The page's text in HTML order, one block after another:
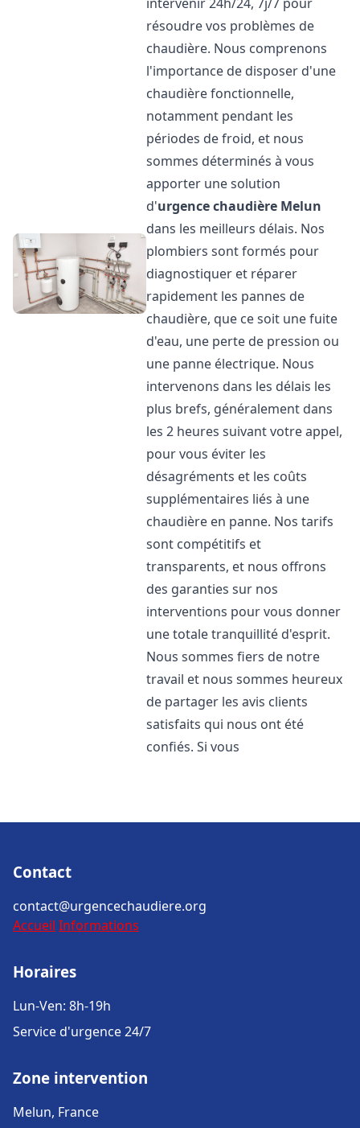
résoudre vos problèmes de
chaudière. Nous comprenons
l'importance de disposer d'une
chaudière fonctionnelle,
notamment pendant les
périodes de froid, et nous
sommes déterminés à vous
apporter une solution
d'urgence chaudière Melun
dans les meilleurs délais. Nos
plombiers sont formés pour
diagnostiquer et réparer
rapidement les pannes de
chaudière, que ce soit une fuite
d'eau, une perte de pression ou
une panne électrique. Nous
intervenons dans les délais les
plus brefs, généralement dans
les 2 heures suivant votre appel,
pour vous éviter les
désagréments et les coûts
supplémentaires liés à une
chaudière en panne. Nos tarifs
sont compétitifs et
transparents, et nous offrons
des garanties sur nos
interventions pour vous donner
une totale tranquillité d'esprit.
Nous sommes fiers de notre
travail et nous sommes heureux
de partager les avis clients
satisfaits qui nous ont été
confiés. Si vous
Contact
contact@urgencechaudiere.org
Accueil Informations
Horaires
Lun-Ven: 8h-19h
Service d'urgence 24/7
Zone intervention
Melun, France